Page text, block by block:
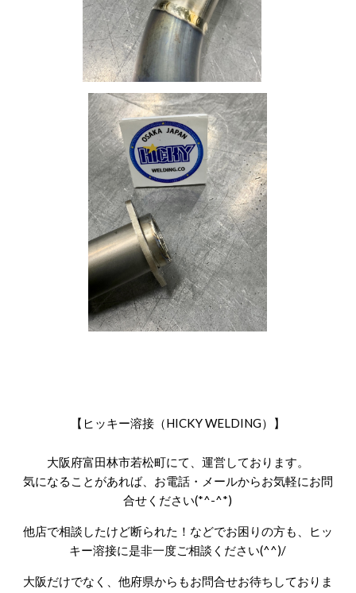
【ヒッキー溶接（HICKY WELDING）】
大阪府富田林市若松町にて、運営しております。
気になることがあれば、お電話・メールからお気軽にお問
合せください(*^-^*)
他店で相談したけど断られた！などでお困りの方も、ヒッ
キー溶接に是非一度ご相談ください(^^)/
大阪だけでなく、他府県からもお問合せお待ちしておりま